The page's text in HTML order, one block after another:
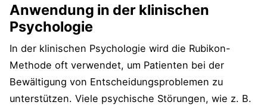
Anwendung in der klinischen
Psychologie
In der klinischen Psychologie wird die Rubikon-
Methode oft verwendet, um Patienten bei der
Bewältigung von Entscheidungsproblemen zu
unterstützen. Viele psychische Störungen, wie z. B.